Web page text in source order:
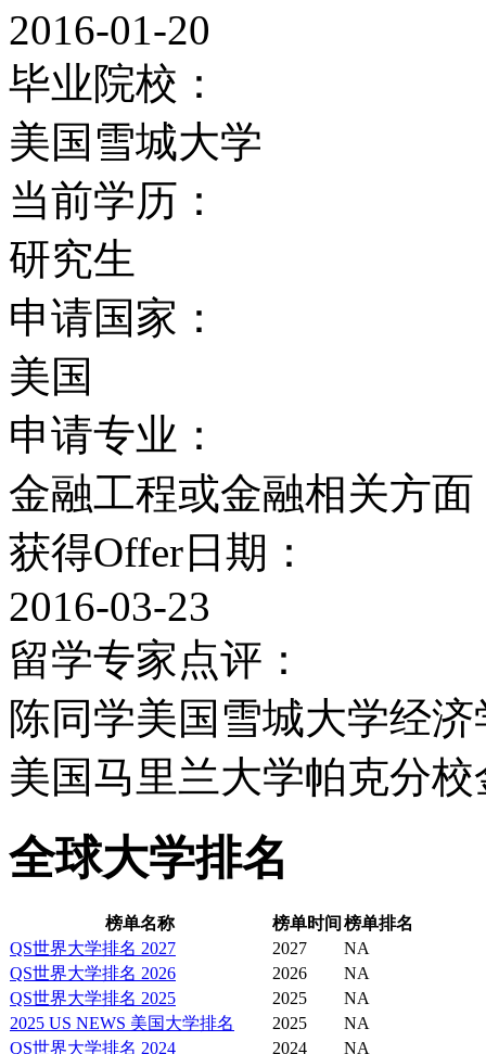
马里兰大学和约翰斯·霍
传统对手。
2016-01-20
毕业院校：
美国雪城大学
当前学历：
研究生
申请国家：
美国
申请专业：
金融工程或金融相关方面
获得Offer日期：
2016-03-23
留学专家点评：
陈同学美国雪城大学经
美国马里兰大学帕克分
全球大学排名
榜单名称 榜单时间 榜单排名
QS世界大学排名 2027
2027
NA
QS世界大学排名 2026
2026
NA
QS世界大学排名 2025
2025
NA
2025 US NEWS 美国大学排名
2025
NA
QS世界大学排名 2024
2024
NA